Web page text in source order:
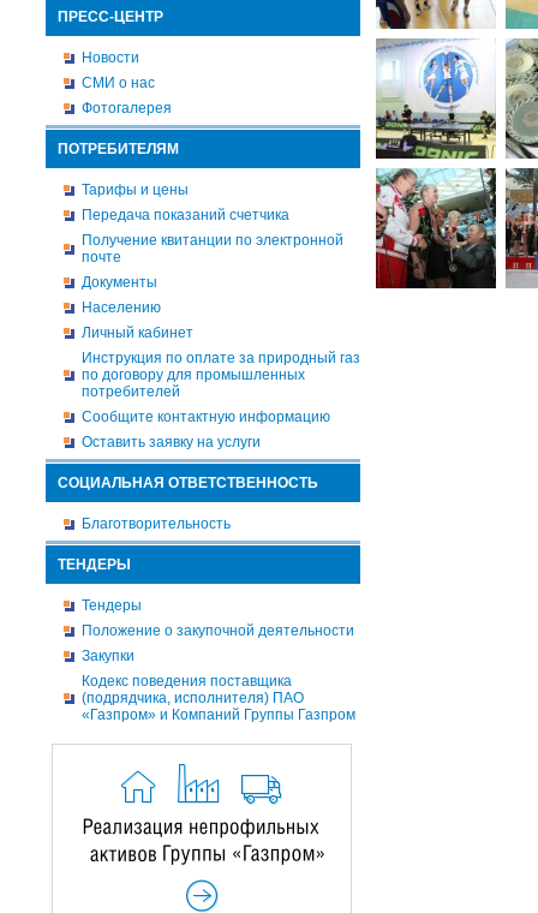
ПРЕСС-ЦЕНТР
Новости
СМИ о нас
Фотогалерея
ПОТРЕБИТЕЛЯМ
Тарифы и цены
Передача показаний счетчика
Получение квитанции по электронной
почте
Документы
Населению
Личный кабинет
Инструкция по оплате за природный газ
по договору для промышленных
потребителей
Сообщите контактную информацию
Оставить заявку на услуги
СОЦИАЛЬНАЯ ОТВЕТСТВЕННОСТЬ
Благотворительность
ТЕНДЕРЫ
Тендеры
Положение о закупочной деятельности
Закупки
Кодекс поведения поставщика
(подрядчика, исполнителя) ПАО
«Газпром» и Компаний Группы Газпром